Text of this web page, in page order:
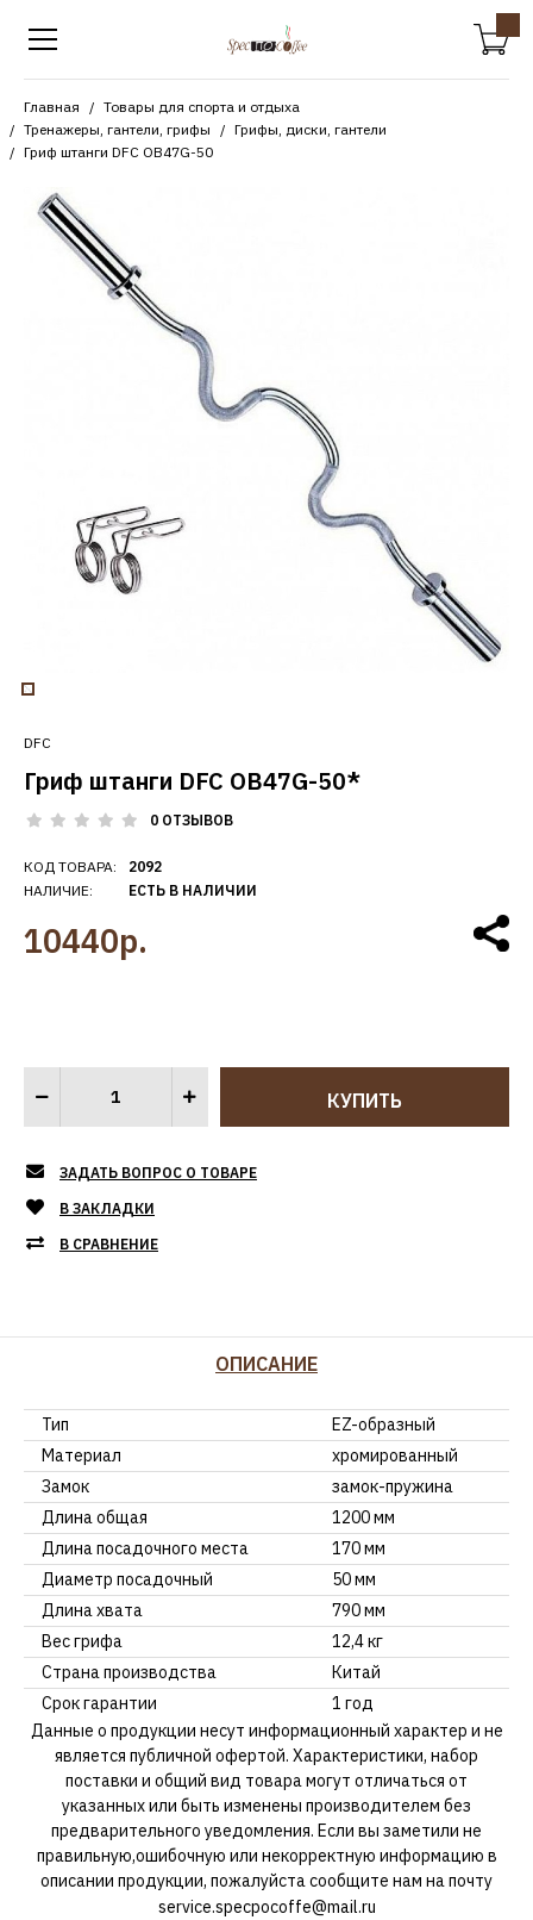
Главная
Товары для спорта и отдыха
Тренажеры, гантели, грифы
Грифы, диски, гантели
Гриф штанги DFC OB47G-50
DFC
Гриф штанги DFC OB47G-50*
0 ОТЗЫВОВ
КОД ТОВАРА:
НАЛИЧИЕ:
2092
ЕСТЬ В НАЛИЧИИ
10440р.
ЗАДАТЬ ВОПРОС О ТОВАРЕ
В ЗАКЛАДКИ
В СРАВНЕНИЕ
ОПИСАНИЕ
Тип
EZ-образный
Материал
хромированный
Замок
замок-пружина
Длина общая
1200 мм
Длина посадочного места
170 мм
Диаметр посадочный
50 мм
Длина хвата
790 мм
Вес грифа
12,4 кг
Страна производства
Китай
Срок гарантии
1 год
Данные о продукции несут информационный характер и не
является публичной офертой. Характеристики, набор
поставки и общий вид товара могут отличаться от
указанных или быть изменены производителем без
предварительного уведомления. Если вы заметили не
правильную,ошибочную или некорректную информацию в
описании продукции, пожалуйста сообщите нам на почту
service.specpocoffe@mail.ru